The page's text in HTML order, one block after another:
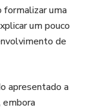
formalizar uma
um pouco
de
apresentado a
embora